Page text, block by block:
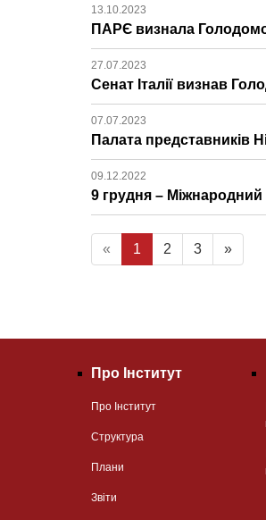
13.10.2023
ПАРЄ визнала
27.07.2023
Сенат Італії визнав
07.07.2023
Палата представників
09.12.2022
9 грудня – Міжнародний
« 1 2 3 »
Про Інститут
Про Інститут
Структура
Плани
Звіти